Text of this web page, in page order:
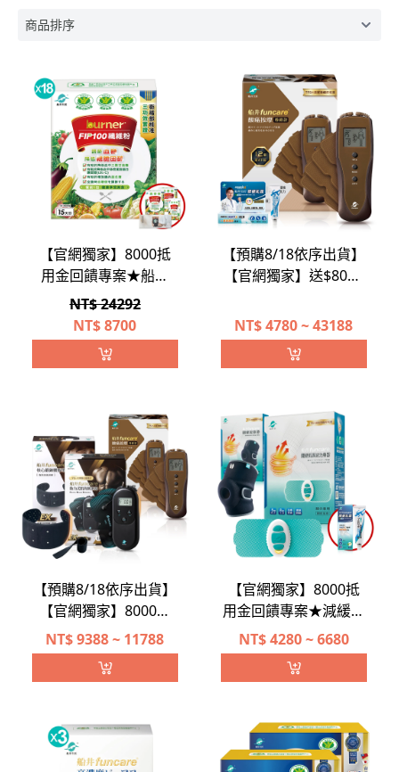
【官網獨家】8000抵
用金回饋專案★船井
®FIP100膳食纖維粉健
康保養年度回饋組(共
302包)
NT$ 24292
NT$8700
【預購8/18依序出貨】
【官網獨家】送$8000
全新升級12程式酸痛按
摩機紓壓放鬆享受組
NT$4780 ~ 43188
【預購8/18依序出貨】
【官網獨家】8000抵
用金回饋專案★船井®
低週波-12程式酸痛按
摩機+EMS動力式肌肉
NT$9388 ~ 11788
【官網獨家】8000抵
用金回饋專案★減緩膝
關節疼痛★船井®關健
低週波治療器按摩強健
舒緩雙效明星組
NT$4280 ~ 6680